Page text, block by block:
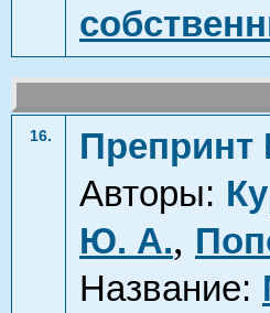
16.
Авторы:
Ю. А.,
Название: